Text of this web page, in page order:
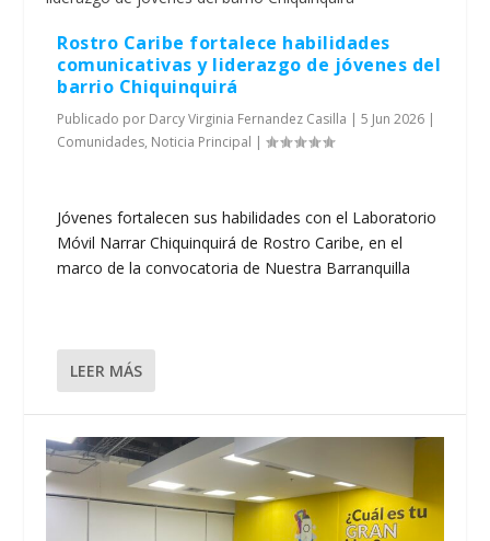
Rostro Caribe fortalece habilidades
comunicativas y liderazgo de jóvenes del
barrio Chiquinquirá
Publicado por Darcy Virginia Fernandez Casilla |5 Jun 2026 |
Comunidades, Noticia Principal |
Jóvenes fortalecen sus habilidades con el Laboratorio
Móvil Narrar Chiquinquirá de Rostro Caribe, en el
marco de la convocatoria de Nuestra Barranquilla
LEER MÁS